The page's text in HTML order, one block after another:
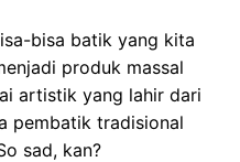
bisa batik yang kita
produk massal
artistik yang lahir dari
pembatik tradisional
sad, kan?